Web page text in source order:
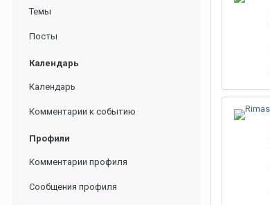
Темы
Посты
Календарь
Календарь
Комментарии к событию
Профили
Комментарии профиля
Сообщения профиля